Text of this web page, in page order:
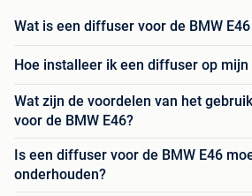
Wat is een diffuser voor de BMW
Hoe installeer ik een diffuser op mijn
Wat zijn de voordelen van het
voor de BMW E46?
Is een diffuser voor de BMW E46
onderhouden?